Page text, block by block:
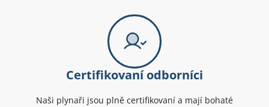
Certifikovaní odborníci
Naši plynaři jsou plně certifikovaní a mají bohaté